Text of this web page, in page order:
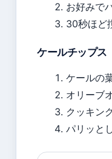
お好みで
30秒ほど
ケールチップス
ケールの
オリーブ
クッキン
パリッと